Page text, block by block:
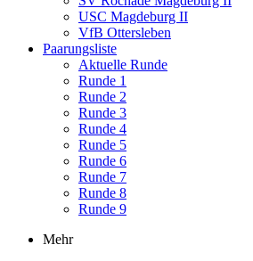
USC Magdeburg II
VfB Ottersleben
Paarungsliste
Aktuelle Runde
Runde 1
Runde 2
Runde 3
Runde 4
Runde 5
Runde 6
Runde 7
Runde 8
Runde 9
Mehr